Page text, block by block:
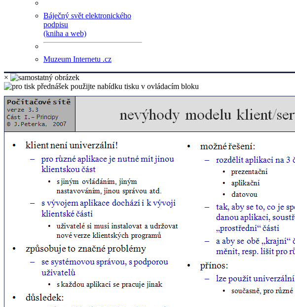
Báječný svět elektronického
podpisu
(kniha a web)
Muzeum Internetu .cz
×